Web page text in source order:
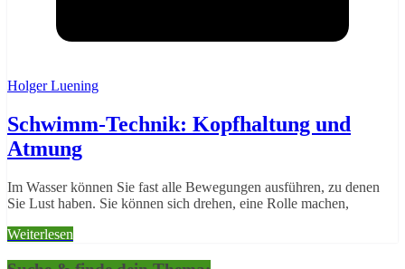
Holger Luening
Schwimm-Technik: Kopfhaltung und
Atmung
Im Wasser können Sie fast alle Bewegungen ausführen, zu denen
Sie Lust haben. Sie können sich drehen, eine Rolle machen,
Weiterlesen